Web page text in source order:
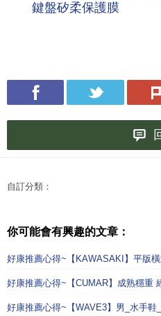
鍵盤矽柔保護膜
自訂分類：
你可能會有興趣的文章：
好康推薦心得~【KAWASAKI】平版
好康推薦心得~【CUMAR】成熟穩重
好康推薦心得~【WAVE3】男_水手鞋